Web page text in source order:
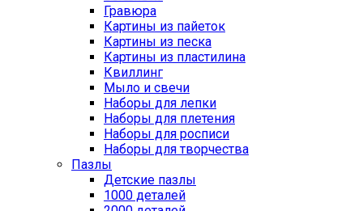
Гравюра
Картины из пайеток
Картины из песка
Картины из пластилина
Квиллинг
Мыло и свечи
Наборы для лепки
Наборы для плетения
Наборы для росписи
Наборы для творчества
Пазлы
Детские пазлы
1000 деталей